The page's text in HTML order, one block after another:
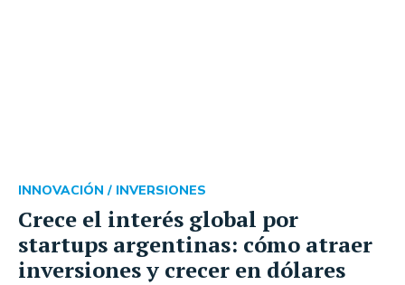
Crece el interés global por
startups argentinas: cómo atraer
inversiones y crecer en dólares
INNOVACIÓN / INVERSIONES